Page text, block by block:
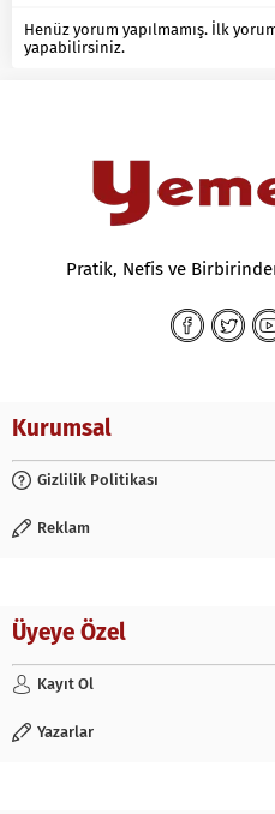
Henüz yorum yapılmamış. İlk
yapabilirsiniz.
Pratik, Nefis ve
Kurumsal
Gizlilik Politikası
Reklam
Üyeye Özel
Kayıt Ol
Yazarlar